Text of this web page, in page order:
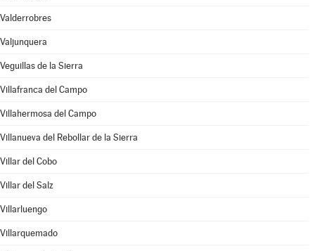
Valderrobres
Valjunquera
Veguillas de la Sierra
Villafranca del Campo
Villahermosa del Campo
Villanueva del Rebollar de la Sierra
Villar del Cobo
Villar del Salz
Villarluengo
Villarquemado